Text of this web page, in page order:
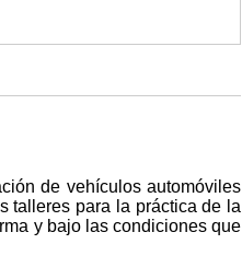
de vehículos automóviles
talleres para la práctica de la
y bajo las condiciones que